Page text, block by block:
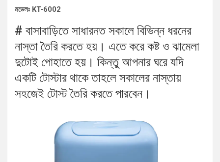
মডেলঃ KT-6002
# বাসাবাড়িতে সাধারনত সকালে বিভিন্ন ধরনের
নাস্তা তৈরি করতে হয়। এতে করে কষ্ট ও ঝামেলা
দুটোই পোহাতে হয়। কিন্তু আপনার ঘরে যদি
একটি টোস্টার থাকে তাহলে সকালের নাস্তায়
সহজেই টোস্ট তৈরি করতে পারবেন।